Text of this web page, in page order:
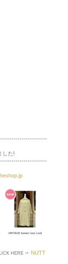
した!
HERE ☞ NUTT